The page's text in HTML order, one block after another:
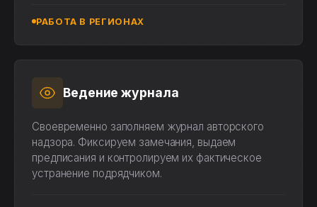
РАБОТА В РЕГИОНАХ
Ведение журнала
Своевременно заполняем журнал авторского
надзора. Фиксируем замечания, выдаем
предписания и контролируем их фактическое
устранение подрядчиком.